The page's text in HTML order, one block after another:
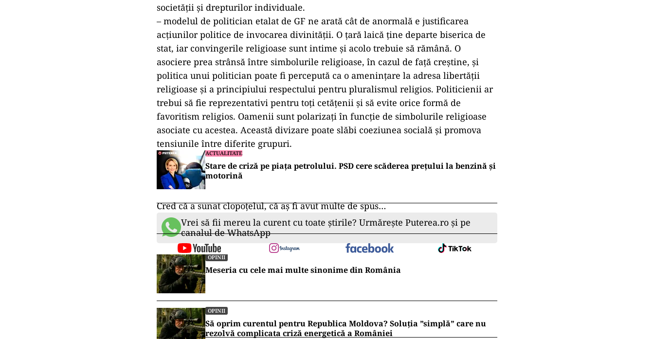
societății și drepturilor individuale.
– modelul de politician etalat de GF ne arată cât de anormală e justificarea
acțiunilor politice de invocarea divinității. O țară laică ține departe biserica de
stat, iar convingerile religioase sunt intime și acolo trebuie să rămână. O
asociere prea strânsă între simbolurile religioase, în cazul de față creștine, și
politica unui politician poate fi percepută ca o amenințare la adresa libertății
religioase și a principiului respectului pentru pluralismul religios. Politicienii ar
trebui să fie reprezentativi pentru toți cetățenii și să evite orice formă de
favoritism religios. Oamenii sunt polarizați în funcție de simbolurile religioase
asociate cu acestea. Această divizare poate slăbi coeziunea socială și promova
tensiunile între diferite grupuri.
ACTUALITATE
Stare de criză pe piața petrolului. PSD cere scăderea prețului la benzină și
motorină
Cred că a sunat clopoțelul, că aș fi avut multe de spus…
Vrei să fii mereu la curent cu toate știrile? Urmărește Puterea.ro și pe
canalul de WhatsApp
OPINII
Meseria cu cele mai multe sinonime din România
OPINII
Să oprim curentul pentru Republica Moldova? Soluția ”simplă” care nu
rezolvă complicata criză energetică a României